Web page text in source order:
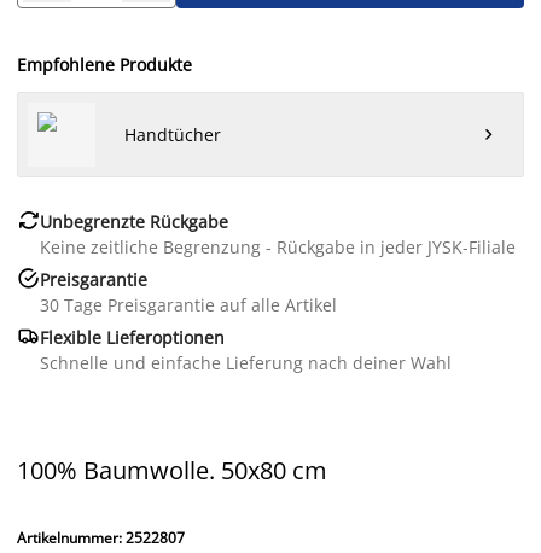
Empfohlene Produkte
Handtücher 
Unbegrenzte Rückgabe
Keine zeitliche Begrenzung - Rückgabe in jeder JYSK-Filiale
Preisgarantie
30 Tage Preisgarantie auf alle Artikel
Flexible Lieferoptionen
Schnelle und einfache Lieferung nach deiner Wahl
100% Baumwolle. 50x80 cm
Artikelnummer: 2522807